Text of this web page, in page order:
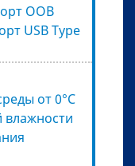
OOB
USB Type
от 0°C
влажности